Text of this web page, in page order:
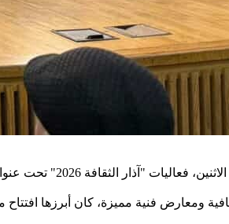
افتتحت مدينة
ومعارض فنية مميزة، كان أبرزها